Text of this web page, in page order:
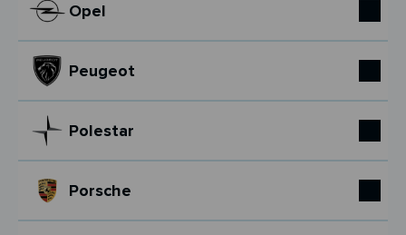
Opel
Peugeot
Polestar
Porsche